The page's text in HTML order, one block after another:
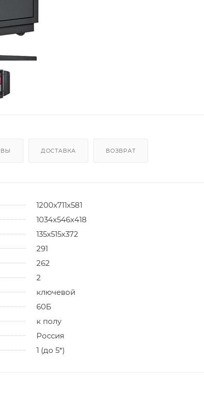
ДОСТАВКА ВОЗВРАТ
1200x711x581
1034x546x418
135x515x372
291
262
2
ключевой
60Б
к полу
Россия
1 (до 5*)